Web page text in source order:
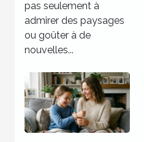
pas seulement à
admirer des paysages
ou goûter à de
nouvelles...